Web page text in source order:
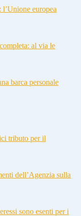
europea
al via le
barca personale
tributo per il
dell’Agenzia sulla
sono esenti per i